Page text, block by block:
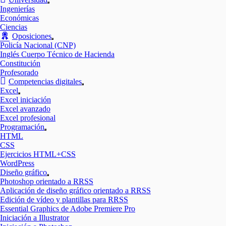
Mostrar
Ingenierías
Económicas
Ciencias
Oposiciones
Mostrar
el
submenú
Policía Nacional (CNP)
Inglés Cuerpo Técnico de Hacienda
Constitución
Profesorado
Competencias digitales
Mostrar
Excel
Mostrar
el
submenú
Excel iniciación
Excel avanzado
Excel profesional
Programación
Mostrar
HTML
CSS
Ejercicios HTML+CSS
WordPress
Diseño gráfico
Mostrar
el
submenú
Photoshop orientado a RRSS
Aplicación de diseño gráfico orientado a RRSS
Edición de vídeo y plantillas para RRSS
Essential Graphics de Adobe Premiere Pro
Iniciación a Illustrator